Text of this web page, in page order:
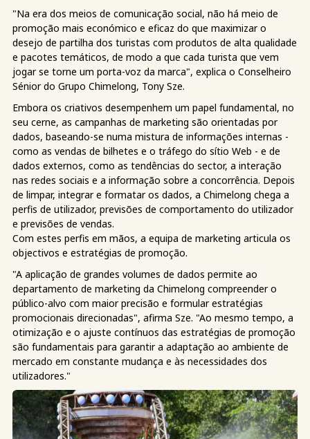
"Na era dos meios de comunicação social, não há meio de
promoção mais económico e eficaz do que maximizar o
desejo de partilha dos turistas com produtos de alta qualidade
e pacotes temáticos, de modo a que cada turista que vem
jogar se torne um porta-voz da marca", explica o Conselheiro
Sénior do Grupo Chimelong, Tony Sze.
Embora os criativos desempenhem um papel fundamental, no
seu cerne, as campanhas de marketing são orientadas por
dados, baseando-se numa mistura de informações internas -
como as vendas de bilhetes e o tráfego do sítio Web - e de
dados externos, como as tendências do sector, a interação
nas redes sociais e a informação sobre a concorrência. Depois
de limpar, integrar e formatar os dados, a Chimelong chega a
perfis de utilizador, previsões de comportamento do utilizador
e previsões de vendas.
Com estes perfis em mãos, a equipa de marketing articula os
objectivos e estratégias de promoção.
"A aplicação de grandes volumes de dados permite ao
departamento de marketing da Chimelong compreender o
público-alvo com maior precisão e formular estratégias
promocionais direcionadas", afirma Sze. "Ao mesmo tempo, a
otimização e o ajuste contínuos das estratégias de promoção
são fundamentais para garantir a adaptação ao ambiente de
mercado em constante mudança e às necessidades dos
utilizadores."